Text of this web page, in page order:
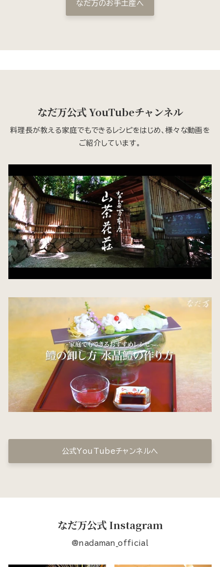
なだ万のお手土産へ
なだ万公式 YouTubeチャンネル
料理長が教える家庭でもできるレシピをはじめ、様々な動画を
ご紹介しています。
公式YouTubeチャンネルへ
なだ万公式 Instagram
@nadaman_official